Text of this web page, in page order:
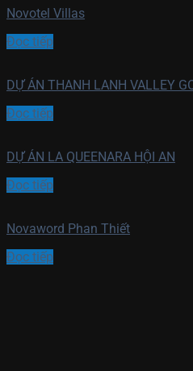
Novotel Villas
Đọc tiếp
DỰ ÁN THANH LANH VALLEY
Đọc tiếp
DỰ ÁN LA QUEENARA HỘI AN
Đọc tiếp
Novaword Phan Thiết
Đọc tiếp